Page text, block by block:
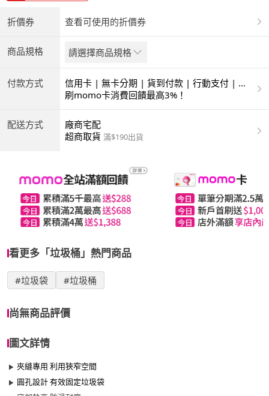
折價券 查看可使用的折價券
商品規格 請選擇商品規格
付款方式
信用卡 | 無卡分期 | 貨到付款 | 行動支付 | 超
商付款 | ATM | 銀聯卡
刷momo卡消費回饋最高3%！
配送方式
廠商宅配
超商取貨 滿$190出貨
看更多「垃圾桶」熱門商品
#垃圾袋 #垃圾桶
尚無商品評價
圖文詳情
夾縫專用 利用狹窄空間
圓孔設計 有效固定垃圾袋